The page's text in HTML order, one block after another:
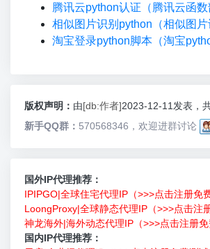
腾讯云python认证（腾讯云函数
相似图片识别python（相似图片
淘宝登录python脚本（淘宝
版权声明： 由[db:作者]2023-12-11发表，
新手QQ群： 570568346，欢迎进群讨论
国外IP代理推荐：
IPIPGO|全球住宅代理IP（>>>点击注册免
LoongProxy|全球静态代理IP（>>>点击注
神龙海外|海外动态代理IP（>>>点击注册免
国内IP代理推荐：